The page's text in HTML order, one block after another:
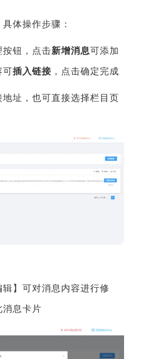
体操作步骤：
按钮，点击新增消息可添加
可插入链接 ，点击确定完成
址，也可直接选择栏目页
】可对消息内容进行修
息卡片